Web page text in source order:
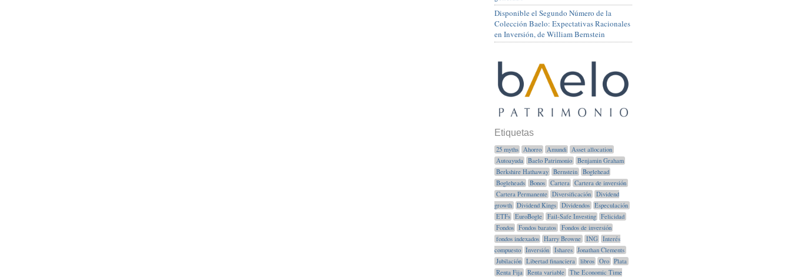
Disponible el Segundo Número de la
Colección Baelo: Expectativas Racionales
en Inversión, de William Bernstein
Etiquetas
25 myths Ahorro Amundi
Asset allocation
Autoayuda
Baelo Patrimonio
Benjamin Graham
Berkshire Hathaway
Bernstein
Boglehead
Bogleheads
Bonos Cartera
Cartera de inversión
Cartera Permanente
Diversificación
Dividend
growth
Dividend Kings Dividendos
Especulación
ETFs
EuroBogle Fail-Safe Investing
Felicidad
Fondos
Fondos baratos
Fondos de inversión
fondos indexados
Harry Browne ING
Interés
compuesto
Inversión Ishares
Jonathan Clements
Jubilación
Libertad financiera libros Oro
Plata
Renta Fija
Renta variable
The Economic Time